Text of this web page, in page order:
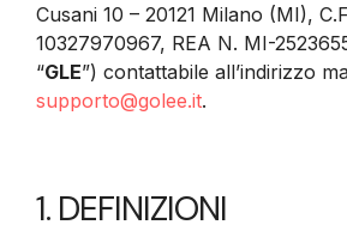
Cusani 10 – 20121 Milano (MI),
10327970967, REA N. MI-
“GLE”) contattabile all’indirizzo
supporto@golee.it.
1. DEFINIZIONI